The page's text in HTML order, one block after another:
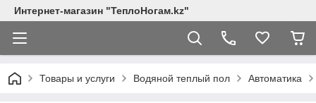
Интернет-магазин "ТеплоНогам.kz"
Товары и услуги Водяной теплый пол Автоматика